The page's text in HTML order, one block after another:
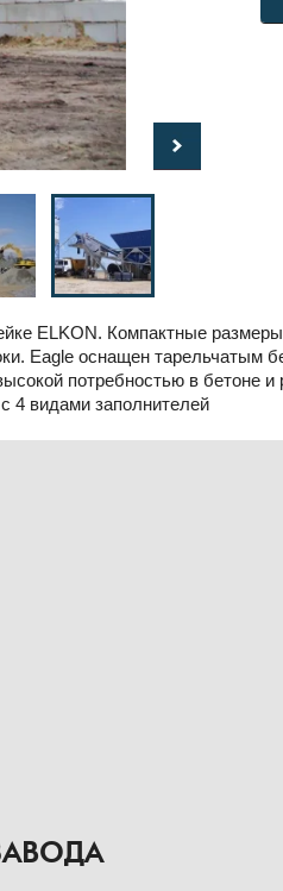
ELKON. Компактные
Eagle оснащен тарельчатым
потребностью в
4 видами заполнителей